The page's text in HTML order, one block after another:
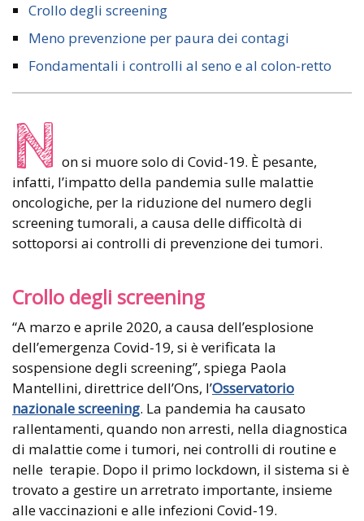
Crollo degli screening
Meno prevenzione per paura dei contagi
Fondamentali i controlli al seno e al colon-retto
N on si muore solo di Covid-19. È pesante,
infatti, l’impatto della pandemia sulle malattie
oncologiche, per la riduzione del numero degli
screening tumorali, a causa delle difficoltà di
sottoporsi ai controlli di prevenzione dei tumori.
Crollo degli screening
“A marzo e aprile 2020, a causa dell’esplosione
dell’emergenza Covid-19, si è verificata la
sospensione degli screening”, spiega Paola
Mantellini, direttrice dell’Ons, l’Osservatorio
nazionale screening. La pandemia ha causato
rallentamenti, quando non arresti, nella diagnostica
di malattie come i tumori, nei controlli di routine e
nelle terapie. Dopo il primo lockdown, il sistema si è
trovato a gestire un arretrato importante, insieme
alle vaccinazioni e alle infezioni Covid-19.